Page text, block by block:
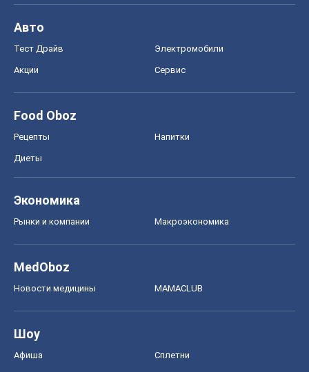
Авто
Тест Драйв Электромобили
Акции Сервис
Food Oboz
Рецепты Напитки
Диеты
Экономика
Рынки и компании Mакроэкономика
MedOboz
Новости медицины MAMACLUB
Шоу
Афиша Сплетни